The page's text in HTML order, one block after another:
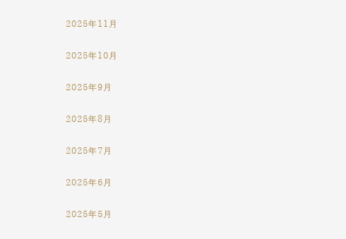
2025年11月
2025年10月
2025年9月
2025年8月
2025年7月
2025年6月
2025年5月